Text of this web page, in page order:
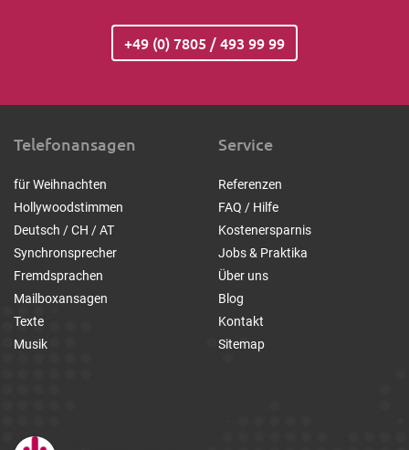
+49 (0) 7805 / 493 99 99
Telefonansagen
für Weihnachten
Hollywoodstimmen
Deutsch / CH / AT
Synchronsprecher
Fremdsprachen
Mailboxansagen
Texte
Musik
Service
Referenzen
FAQ / Hilfe
Kostenersparnis
Jobs & Praktika
Über uns
Blog
Kontakt
Sitemap